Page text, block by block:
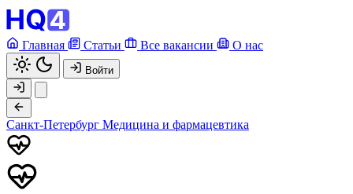
Главная Статьи Все вакансии О нас
Войти
Санкт-Петербург Медицина и фармацевтика